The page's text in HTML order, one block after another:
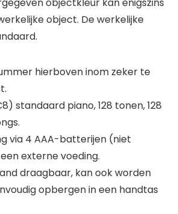
objectkleur kan enigszins
object. De werkelijke
hierboven inom zeker te
standaard piano, 128 tonen, 128
via 4 AAA-batterijen (niet
externe voeding.
draagbaar, kan ook worden
opbergen in een handtas